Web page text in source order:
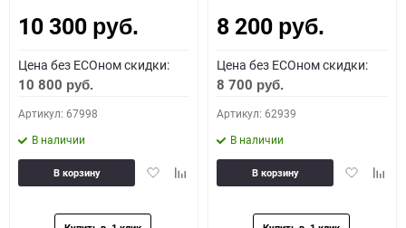
10 300 руб.
Цена без ECOном скидки:
10 800 руб.
Артикул: 67998
В наличии
ДобавитьДобавить
В корзину
8 200 руб.
Цена без ECOном скидки:
8 700 руб.
Артикул: 62939
В наличии
Добавить
В корзину